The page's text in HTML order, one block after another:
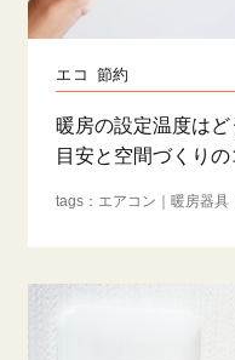
エコ 節約
暖房の設定温度は
目安と空間づくり
エアコン 暖房器具